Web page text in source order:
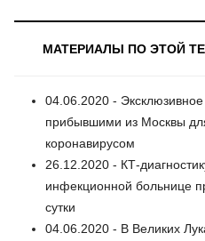
МАТЕРИАЛЫ ПО ЭТОЙ
04.06.2020 -
прибывшими из Москвы
коронавирусом
26.12.2020 - КТ-
инфекционной больнице
сутки
04.06.2020 - В Великих